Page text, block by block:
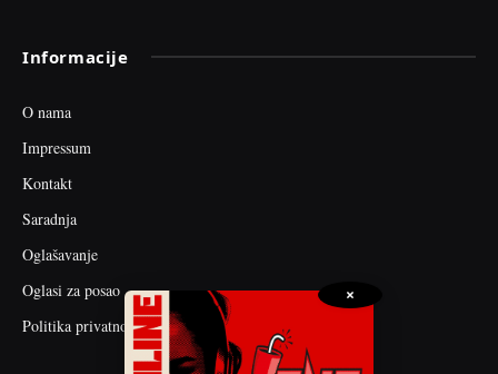
Informacije
O nama
Impressum
Kontakt
Saradnja
Oglašavanje
Oglasi za posao
Politika privatnosti
×